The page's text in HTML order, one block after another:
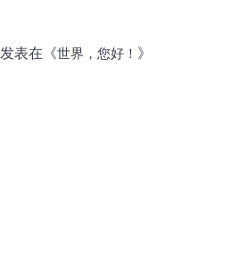
发表在《世界，您好！ 》